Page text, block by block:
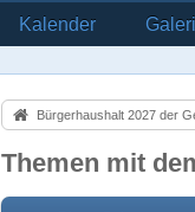
Kalender
Bürgerhaushalt 2027 der
Themen mit